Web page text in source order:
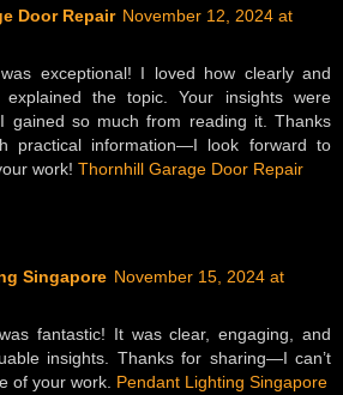
Door Repair November 12, 2024 at
exceptional! I loved how clearly and
explained the topic. Your insights were
gained so much from reading it. Thanks
practical information—I look forward to
work! Thornhill Garage Door Repair
Singapore November 15, 2024 at
fantastic! It was clear, engaging, and
insights. Thanks for sharing—I can’t
of your work. Pendant Lighting Singapore